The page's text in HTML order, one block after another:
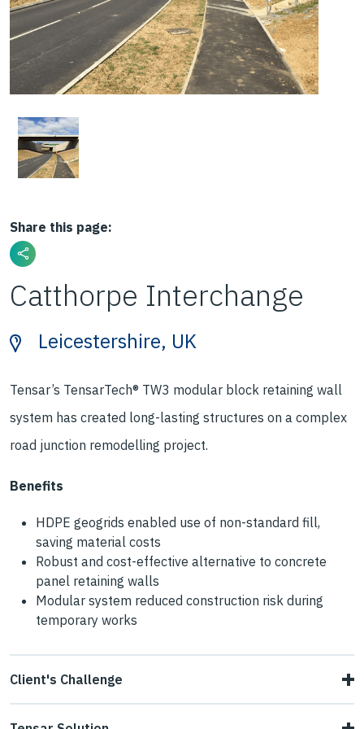
Share this page:
Catthorpe Interchange
Leicestershire, UK
Tensar’s TensarTech® TW3 modular block retaining wall
system has created long-lasting structures on a complex
road junction remodelling project.
Benefits
HDPE geogrids enabled use of non-standard fill,
saving material costs
Robust and cost-effective alternative to concrete
panel retaining walls
Modular system reduced construction risk during
temporary works
Client's Challenge
As part of its work to remodel the Catthorpe Interchange,